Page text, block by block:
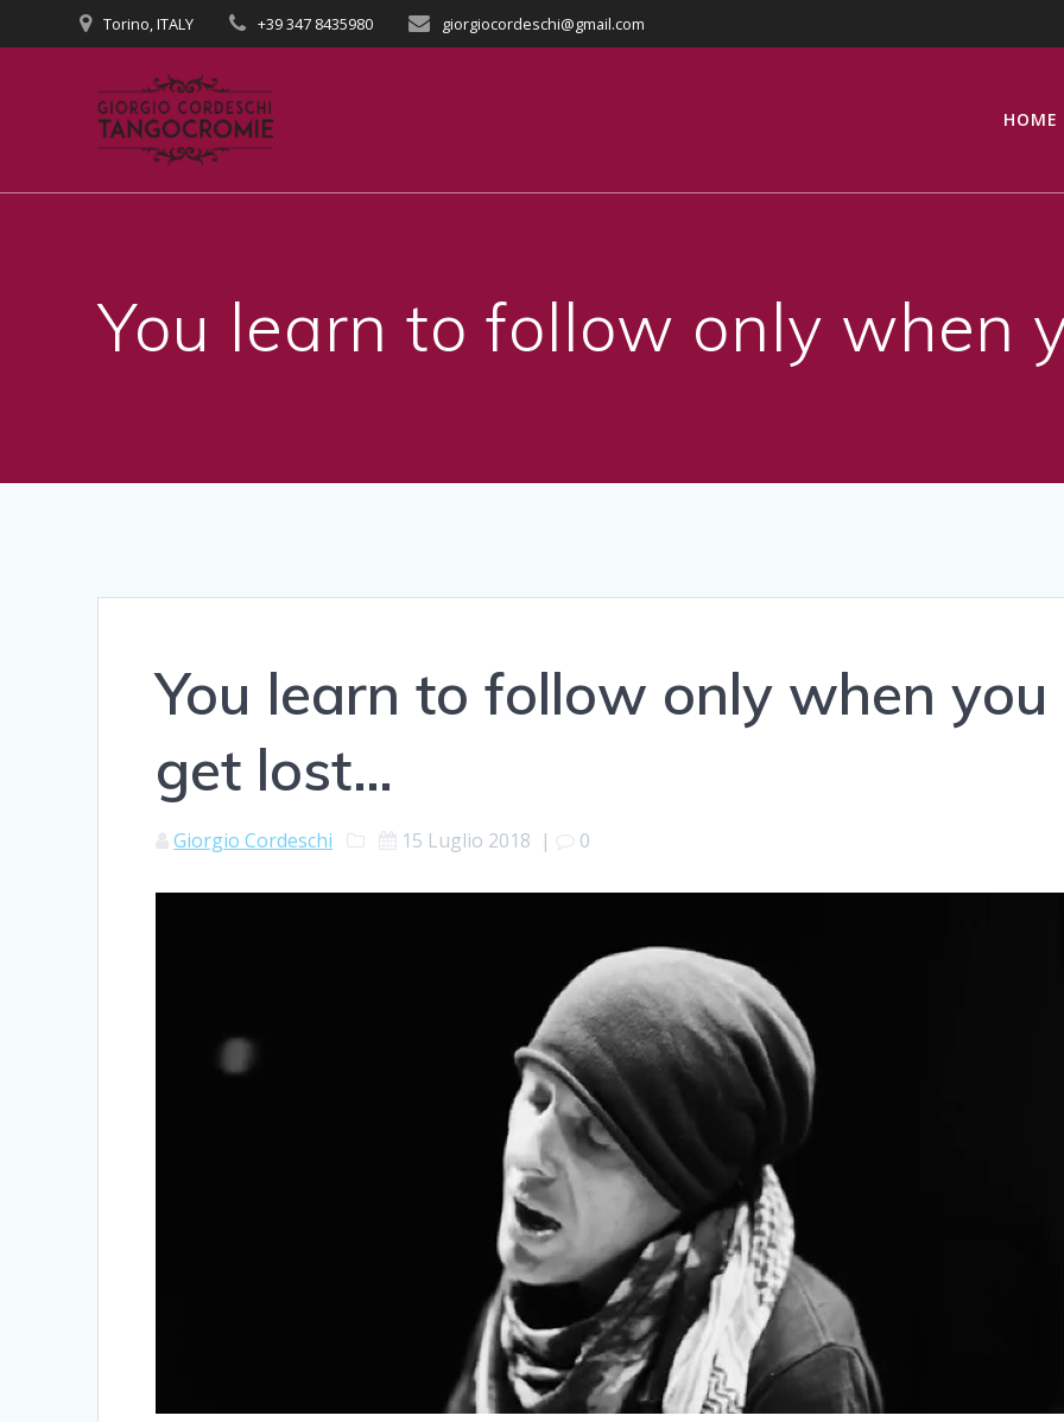
al
Torino, ITALY +39 347 8435980 giorgiocordeschi@gmail.com
You learn to follow only when
You learn to follow only when you
get lost…
Giorgio Cordeschi 15 Luglio 2018 | 0